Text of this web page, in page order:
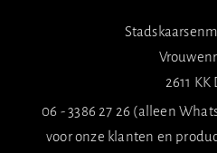
2611
06 - 3386 27 26 (alleen
voor onze klanten en